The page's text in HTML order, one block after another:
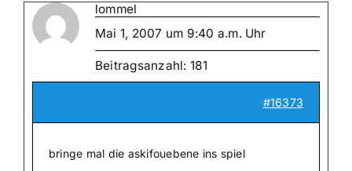
lommel
Mai 1, 2007 um 9:40 a.m. Uhr
Beitragsanzahl: 181
#16373
bringe mal die askifouebene ins spiel